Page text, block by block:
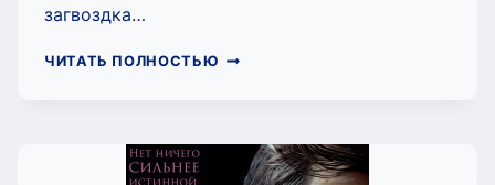
загвоздка…
ЧИТАТЬ ПОЛНОСТЬЮ ТЫ
МААР)